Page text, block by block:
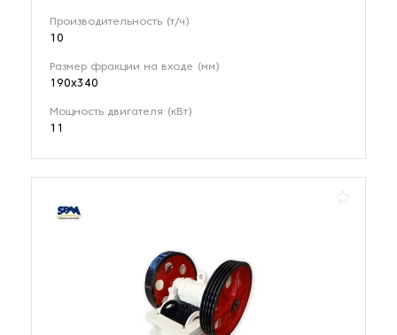
Производительность (т/ч)
10
Размер фракции на входе (мм)
190х340
Мощность двигателя (кВт)
11